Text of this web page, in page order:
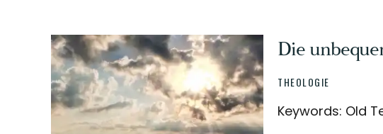
Die
THEOLOGIE
Keywords: Old